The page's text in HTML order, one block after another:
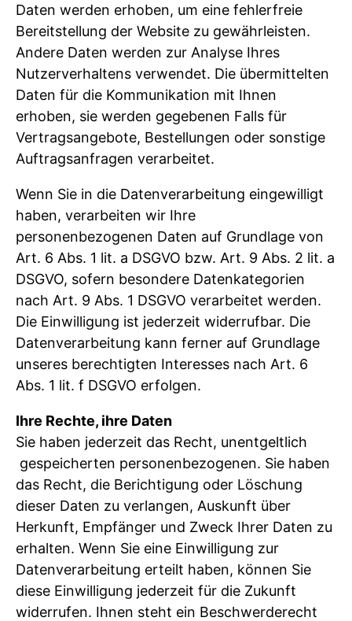
Daten werden erhoben, um eine fehlerfreie
Bereitstellung der Website zu gewährleisten.
Andere Daten werden zur Analyse Ihres
Nutzerverhaltens verwendet. Die übermittelten
Daten für die Kommunikation mit Ihnen
erhoben, sie werden gegebenen Falls für
Vertragsangebote, Bestellungen oder sonstige
Auftragsanfragen verarbeitet.
Wenn Sie in die Datenverarbeitung eingewilligt
haben, verarbeiten wir Ihre
personenbezogenen Daten auf Grundlage von
Art. 6 Abs. 1 lit. a DSGVO bzw. Art. 9 Abs. 2 lit. a
DSGVO, sofern besondere Datenkategorien
nach Art. 9 Abs. 1 DSGVO verarbeitet werden.
Die Einwilligung ist jederzeit widerrufbar. Die
Datenverarbeitung kann ferner auf Grundlage
unseres berechtigten Interesses nach Art. 6
Abs. 1 lit. f DSGVO erfolgen.
Ihre Rechte, ihre Daten
Sie haben jederzeit das Recht, unentgeltlich
gespeicherten personenbezogenen. Sie haben
das Recht, die Berichtigung oder Löschung
dieser Daten zu verlangen, Auskunft über
Herkunft, Empfänger und Zweck Ihrer Daten zu
erhalten. Wenn Sie eine Einwilligung zur
Datenverarbeitung erteilt haben, können Sie
diese Einwilligung jederzeit für die Zukunft
widerrufen. Ihnen steht ein Beschwerderecht